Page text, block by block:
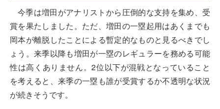
今季は増田がアナリストから圧倒的な支持を集め、受
賞を果たしました。ただ、増田の一塁起用はあくまでも
岡本が離脱したことによる暫定的なものと見るべきでし
ょう。来季以降も増田が一塁のレギュラーを務める可能
性は高くありません。2位以下が混戦となっていること
を考えると、来季の一塁も誰が受賞するか不透明な状況
が続きそうです。